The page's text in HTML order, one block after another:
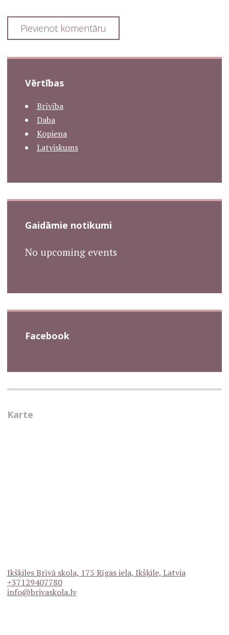
Vērtības
Brīvība
Daba
Kopiena
Latviskums
Gaidāmie notikumi
No upcoming events
Facebook
Karte
Ikšķiles Brīvā skola, 175 Rīgas iela, Ikšķile, Latvia
+37129407780
info@brivaskola.lv